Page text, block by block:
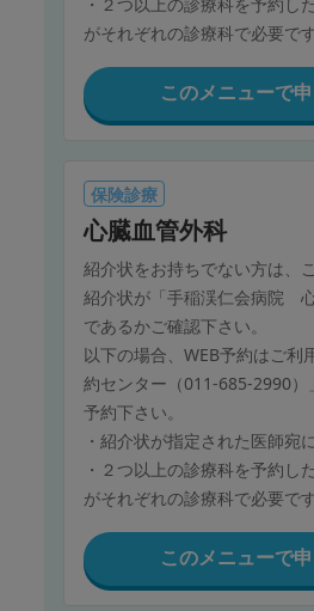
がそれぞれの診療科で必要です
このメニューで
保険診療
心臓血管外科
紹介状をお持ちでない方は、
紹介状が「手稲渓仁会病院
であるかご確認下さい。
以下の場合、WEB予約はご利
約センター（011-685-2990）
予約下さい。
・紹介状が指定された医師宛
・２つ以上の診療科を予約し
がそれぞれの診療科で必要です
このメニューで